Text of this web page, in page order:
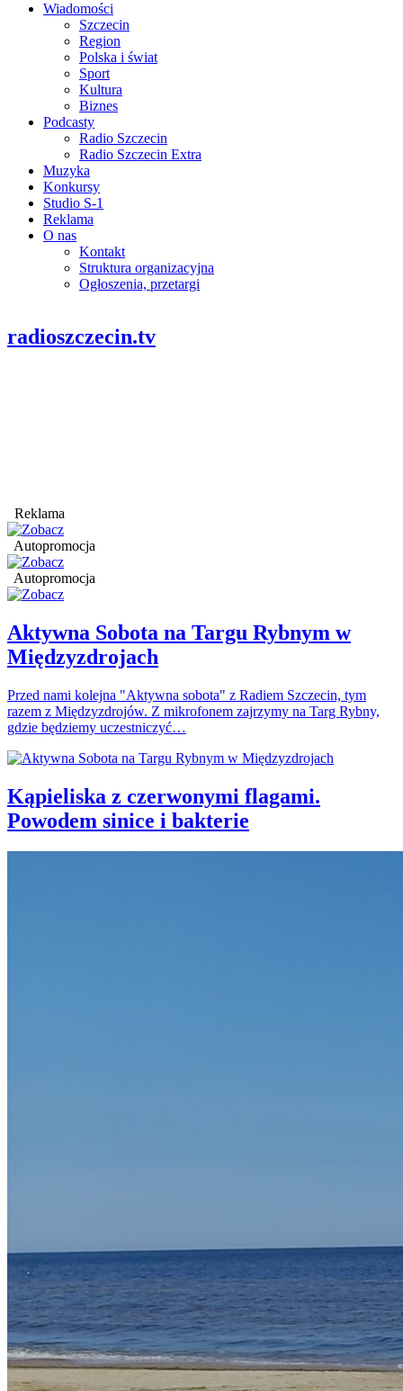
Wiadomości
Szczecin
Region
Polska i świat
Sport
Kultura
Biznes
Podcasty
Radio Szczecin
Radio Szczecin Extra
Muzyka
Konkursy
Studio S-1
Reklama
O nas
Kontakt
Struktura organizacyjna
Ogłoszenia, przetargi
radioszczecin.tv
Reklama
Autopromocja
Autopromocja
Aktywna Sobota na Targu Rybnym w
Międzyzdrojach
Przed nami kolejna "Aktywna sobota" z Radiem Szczecin, tym
razem z Międzyzdrojów. Z mikrofonem zajrzymy na Targ Rybny,
gdzie będziemy uczestniczyć…
Kąpieliska z czerwonymi flagami.
Powodem sinice i bakterie